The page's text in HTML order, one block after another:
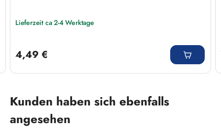
Lieferzeit ca 2-4 Werktage
4,49 €
Produktgalerie überspringen
Kunden haben sich ebenfalls
angesehen